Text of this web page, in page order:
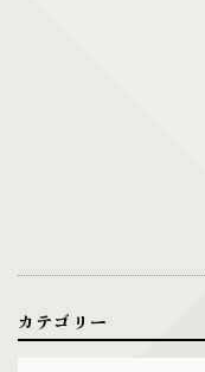
カテゴリー